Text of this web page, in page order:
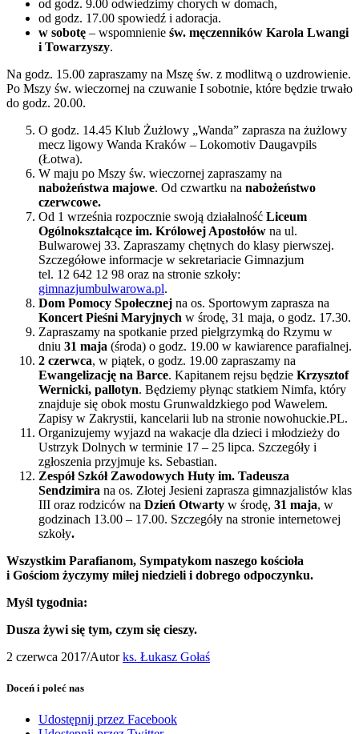
od godz. 9.00 odwiedzimy chorych w domach,
od godz. 17.00 spowiedź i adoracja.
w sobotę – wspomnienie św. męczenników Karola Lwangi
i Towarzyszy.
Na godz. 15.00 zapraszamy na Mszę św. z modlitwą o uzdrowienie.
Po Mszy św. wieczornej na czuwanie I sobotnie, które będzie trwało
do godz. 20.00.
O godz. 14.45 Klub Żużlowy „Wanda” zaprasza na żużlowy
mecz ligowy Wanda Kraków – Lokomotiv Daugavpils
(Łotwa).
W maju po Mszy św. wieczornej zapraszamy na
nabożeństwa majowe. Od czwartku na nabożeństwo
czerwcowe.
Od 1 września rozpocznie swoją działalność Liceum
Ogólnokształcące im. Królowej Apostołów na ul.
Bulwarowej 33. Zapraszamy chętnych do klasy pierwszej.
Szczegółowe informacje w sekretariacie Gimnazjum
tel. 12 642 12 98 oraz na stronie szkoły:
gimnazjumbulwarowa.pl.
Dom Pomocy Społecznej na os. Sportowym zaprasza na
Koncert Pieśni Maryjnych w środę, 31 maja, o godz. 17.30.
Zapraszamy na spotkanie przed pielgrzymką do Rzymu w
dniu 31 maja (środa) o godz. 19.00 w kawiarence parafialnej.
2 czerwca, w piątek, o godz. 19.00 zapraszamy na
Ewangelizację na Barce. Kapitanem rejsu będzie Krzysztof
Wernicki, pallotyn. Będziemy płynąc statkiem Nimfa, który
znajduje się obok mostu Grunwaldzkiego pod Wawelem.
Zapisy w Zakrystii, kancelarii lub na stronie nowohuckie.PL.
Organizujemy wyjazd na wakacje dla dzieci i młodzieży do
Ustrzyk Dolnych w terminie 17 – 25 lipca. Szczegóły i
zgłoszenia przyjmuje ks. Sebastian.
Zespół Szkół Zawodowych Huty im. Tadeusza
Sendzimira na os. Złotej Jesieni zaprasza gimnazjalistów klas
III oraz rodziców na Dzień Otwarty w środę, 31 maja, w
godzinach 13.00 – 17.00. Szczegóły na stronie internetowej
szkoły.
Wszystkim Parafianom, Sympatykom naszego kościoła
i Gościom życzymy miłej niedzieli i dobrego odpoczynku.
Myśl tygodnia:
Dusza żywi się tym, czym się cieszy.
2 czerwca 2017/Autorks. Łukasz Gołaś
Doceń i poleć nas
Udostępnij przez Facebook